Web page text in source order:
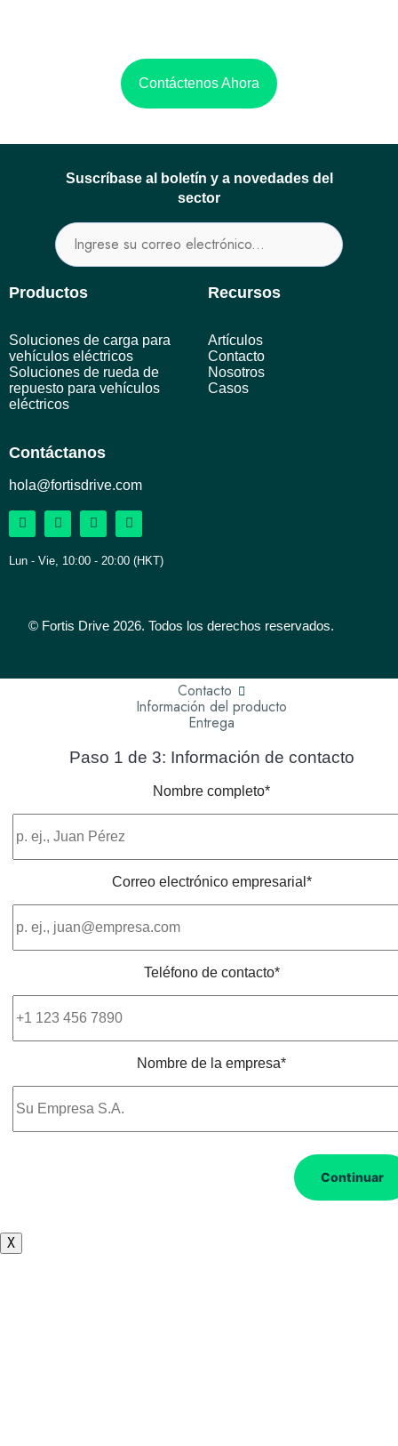
Contáctenos Ahora
Suscríbase al boletín y a novedades del
sector
Productos
Soluciones de carga para
vehículos eléctricos
Soluciones de rueda de
repuesto para vehículos
eléctricos
Recursos
Artículos
Contacto
Nosotros
Casos
Contáctanos
hola@fortisdrive.com
Lun - Vie, 10:00 - 20:00 (HKT)
© Fortis Drive 2026. Todos los derechos reservados.
Contacto
Información del producto
Entrega
Paso 1 de 3: Información de contacto
Nombre completo*
Correo electrónico empresarial*
Teléfono de contacto*
Nombre de la empresa*
Continuar
X